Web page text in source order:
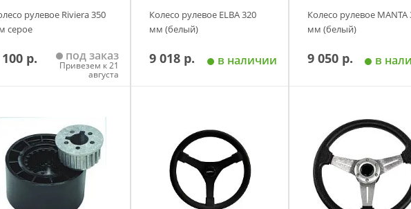
рулевое Riviera 350
серое
р. под заказ
Привезем к 21
августа
Колесо рулевое ELBA 320
мм (белый)
9 018 р. в наличии
Колесо рулевое MANTA
мм (белый)
9 050 р. в